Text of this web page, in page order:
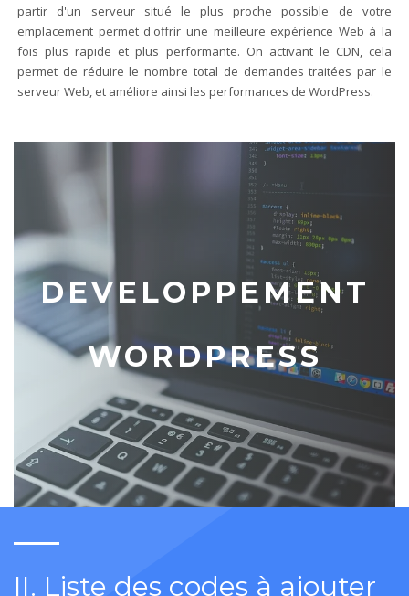
partir d'un serveur situé le plus proche possible de votre
emplacement permet d'offrir une meilleure expérience Web à la
fois plus rapide et plus performante. On activant le CDN, cela
permet de réduire le nombre total de demandes traitées par le
serveur Web, et améliore ainsi les performances de WordPress.
DEVELOPPEMENT
WORDPRESS
II. Liste des codes à ajouter